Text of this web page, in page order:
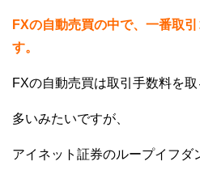
FXの自動売買の中で、一番取
す。
FXの自動売買は取引手数料を
多いみたいですが、
アイネット証券のループイフダ